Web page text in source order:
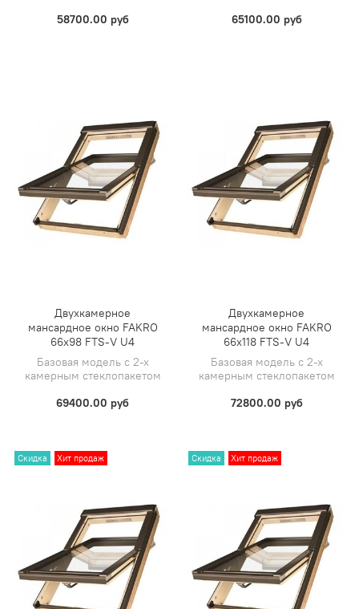
58700.00 руб
65100.00 руб
Двухкамерное
мансардное окно FAKRO
66х98 FTS-V U4
Базовая модель с 2-х
камерным стеклопакетом
69400.00 руб
Двухкамерное
мансардное окно FAKRO
66х118 FTS-V U4
Базовая модель с 2-х
камерным стеклопакетом
72800.00 руб
Скидка Хит продаж Скидка Хит продаж